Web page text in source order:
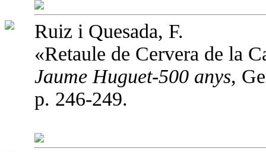
Ruiz i Quesada, F.
«Retaule de Cervera de la
Jaume Huguet-500 anys,
p. 246-249.